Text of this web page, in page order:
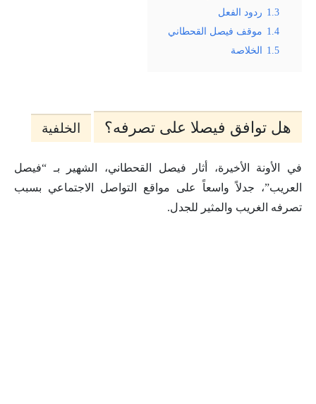
1.3 ردود الفعل
1.4 موقف فيصل القحطاني
1.5 الخلاصة
هل توافق فيصلا على تصرفه؟ الخلفية
في الأونة الأخيرة، أثار فيصل القحطاني، الشهير بـ “فيصل
العريب”، جدلاً واسعاً على مواقع التواصل الاجتماعي بسبب
تصرفه الغريب والمثير للجدل.